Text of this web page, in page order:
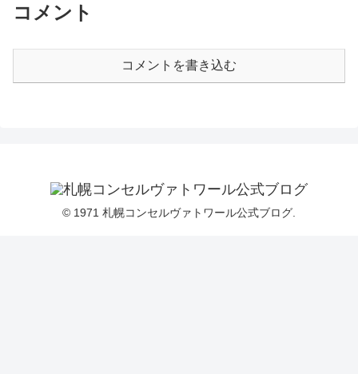
コメント
コメントを書き込む
© 1971 札幌コンセルヴァトワール公式ブログ.